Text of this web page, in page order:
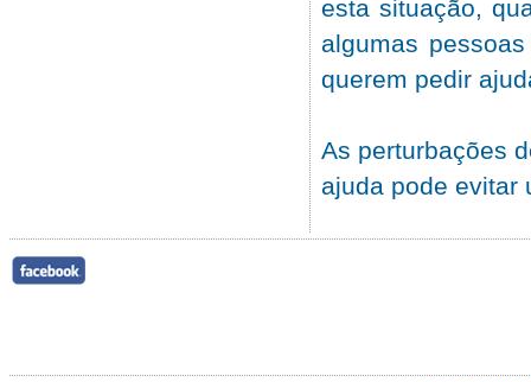
esta situação,
algumas
querem pedir
As perturbações
ajuda pode evitar